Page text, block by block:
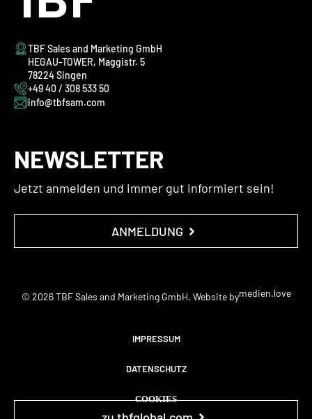
TBF Sales and Marketing GmbH
HEGAU-TOWER, Maggistr. 5
78224 Singen
+49 40 / 308 533 50
info@tbfsam.com
NEWSLETTER
Jetzt anmelden und immer gut informiert sein!
ANMELDUNG
© 2026 TBF Sales and Marketing GmbH. Website bymedien.love
IMPRESSUM
DATENSCHUTZ
COOKIES